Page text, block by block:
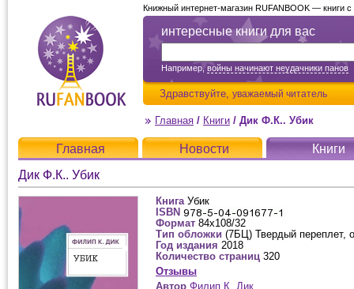
интересные книги для вас
Например,войны начинают неудачники панов
Здравствуйте, уважаемый читатель
Книжный интернет-магазин RUFANBOOK — книги
Главная / Книги / Дик Ф.К.. Убик
Главная Новости
Книги
Дик Ф.К.. Убик
Книга Убик
ISBN
Формат 84x108/32
Тип обложки (7БЦ) Твердый переплет,
Год издания 2018
Количество страниц 320
Отзывы
Автор Филип К. Дик